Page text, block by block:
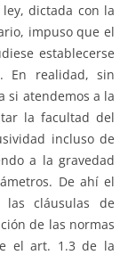
dictada con la
impuso que el
establecerse
En realidad, sin
si atendemos a la
la facultad del
incluso de
a la gravedad
De ahí el
las cláusulas de
de las normas
el art. 1.3 de la